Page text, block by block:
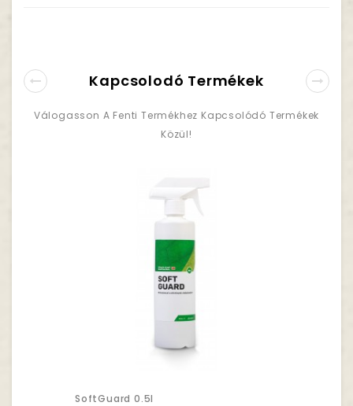
Kapcsolodó Termékek
Válogasson A Fenti Termékhez Kapcsolódó Termékek
Közül!
SoftGuard 0.5l